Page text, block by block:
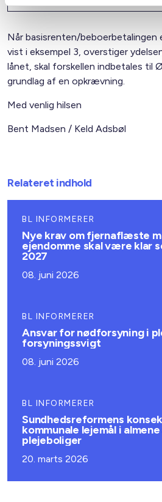
Når basisrenten/beboerbetalingen
vist i eksempel 3, overstiger
lånet, skal forskellen indbetales til
grundlag af en opkrævning.
Med venlig hilsen
Bent Madsen / Keld Adsbøl
Relateret indhold
BL INFORMERER
Nye krav om fjernaflæste
ejendomme skal være klar
2027
08. juni 2026
BL INFORMERER
Ansvar for nødforsyning i
forsyningssvigt
08. juni 2026
BL INFORMERER
Sundhedsreformens
kommunale lejemål i
plejeboliger
20. marts 2026